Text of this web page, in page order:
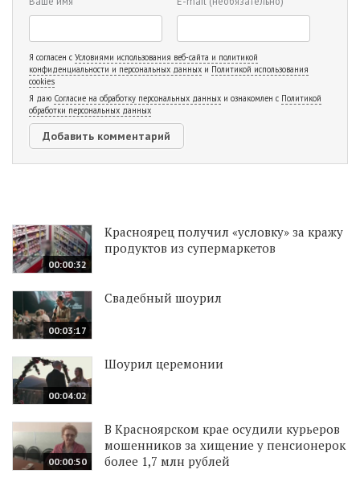
Я согласен с Условиями использования веб-сайта и политикой
конфиденциальности и персональных данных и Политикой использования
cookies
Я даю Согласие на обработку персональных данных и ознакомлен с Политикой
обработки персональных данных
00:00:32
Красноярец получил «условку» за кражу
продуктов из супермаркетов
00:03:17
Свадебный шоурил
00:04:02
Шоурил церемонии
00:00:50
В Красноярском крае осудили курьеров
мошенников за хищение у пенсионерок
более 1,7 млн рублей